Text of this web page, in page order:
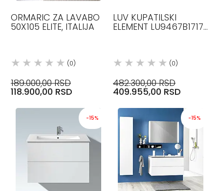
ORMARIC ZA LAVABO
50X105 ELITE, ITALIJA
(0)
189.000,00 RSD
118.900,00 RSD
LUV KUPATILSKI
ELEMENT LU9467B1717
(0)
482.300,00 RSD
409.955,00 RSD
-15% -15%